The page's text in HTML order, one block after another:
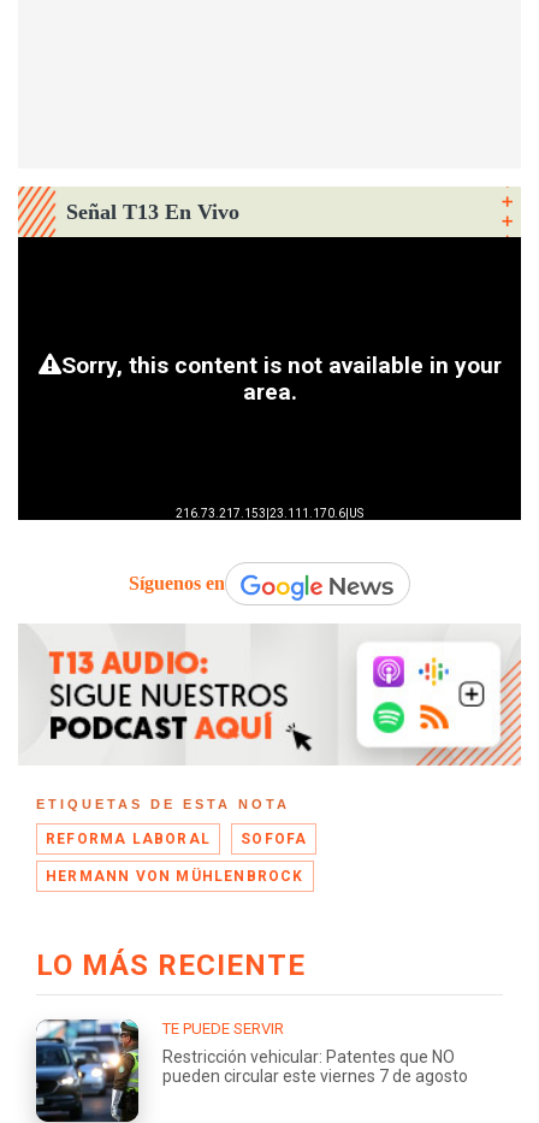
Señal T13 En Vivo
Síguenos en
ETIQUETAS DE ESTA NOTA
REFORMA LABORAL SOFOFA
HERMANN VON MÜHLENBROCK
LO MÁS RECIENTE
TE PUEDE SERVIR
Restricción vehicular: Patentes que NO
pueden circular este viernes 7 de agosto